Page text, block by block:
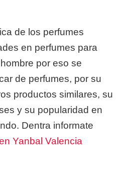
Logroño tu puedes
superfucie de usuario
tambien puedes acceder
de la linea de
hacer nuestros
de los perfumes
en perfumes para
por eso se
de perfumes, por su
productos similares, su
y su popularidad en
Dentra informate
Yanbal Valencia